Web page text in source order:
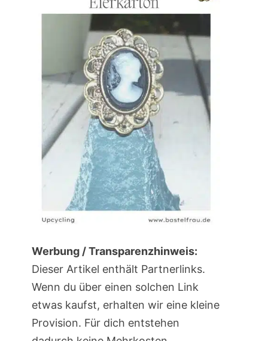
Werbung / Transparenzhinweis:
Dieser Artikel enthält Partnerlinks.
Wenn du über einen solchen Link
etwas kaufst, erhalten wir eine kleine
Provision. Für dich entstehen